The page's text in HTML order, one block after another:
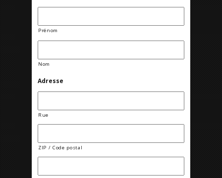
Prénom
Nom
Adresse
Rue
ZIP / Code postal